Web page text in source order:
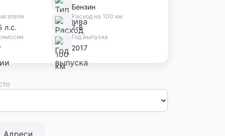
Бензин
л.с.
Расход на 100 км
7-8
Год выпуска
2017
Адреси